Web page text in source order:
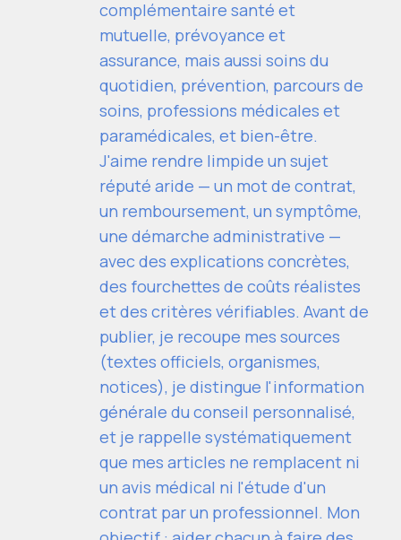
complémentaire santé et
mutuelle, prévoyance et
assurance, mais aussi soins du
quotidien, prévention, parcours de
soins, professions médicales et
paramédicales, et bien-être.
J'aime rendre limpide un sujet
réputé aride — un mot de contrat,
un remboursement, un symptôme,
une démarche administrative —
avec des explications concrètes,
des fourchettes de coûts réalistes
et des critères vérifiables. Avant de
publier, je recoupe mes sources
(textes officiels, organismes,
notices), je distingue l'information
générale du conseil personnalisé,
et je rappelle systématiquement
que mes articles ne remplacent ni
un avis médical ni l'étude d'un
contrat par un professionnel. Mon